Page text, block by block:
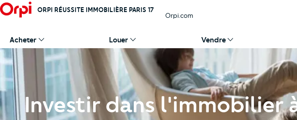
ORPI RÉUSSITE IMMOBILIÈRE PARIS 17
Orpi.com
Acheter Louer Vendre
Investir dans l'immobilier